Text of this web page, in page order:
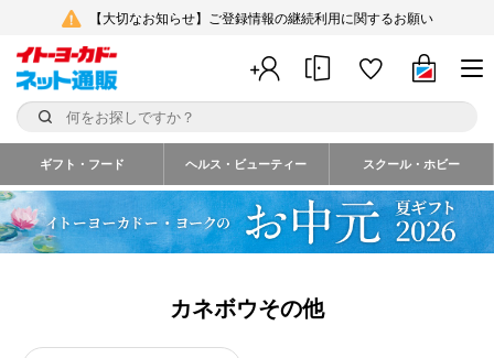
【大切なお知らせ】ご登録情報の継続利用に関するお願い
ギフト・フード ヘルス・ビューティー スクール・ホビー
カネボウその他